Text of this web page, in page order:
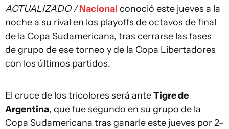
ACTUALIZADO /Nacional conoció este jueves a la
noche a su rival en los playoffs de octavos de final
de la Copa Sudamericana, tras cerrarse las fases
de grupo de ese torneo y de la Copa Libertadores
con los últimos partidos.
El cruce de los tricolores será anteTigre de
Argentina, que fue segundo en su grupo de la
Copa Sudamericana tras ganarle este jueves por 2-